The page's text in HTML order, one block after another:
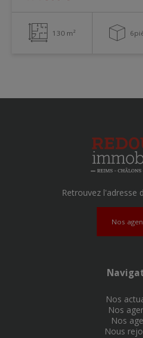
130 m²
Retrouvez l'adresse
Nos
Nos
Nos
Nos
Nous